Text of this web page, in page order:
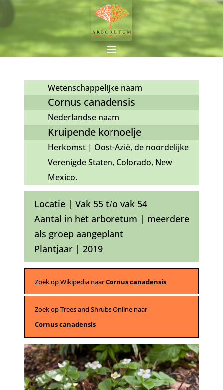
Wetenschappelijke naam
Cornus canadensis
Nederlandse naam
Kruipende kornoelje
Herkomst | Oost-Azië, de noordelijke
Verenigde Staten, Colorado, New
Mexico.
Locatie | Vak 55 t/o vak 54
Aantal in het arboretum | meerdere
als groep aangeplant
Plantjaar | 2019
Zoek op Wikipedia naarCornus canadensis
Zoek op Trees and Shrubs Online naar
Cornus canadensis